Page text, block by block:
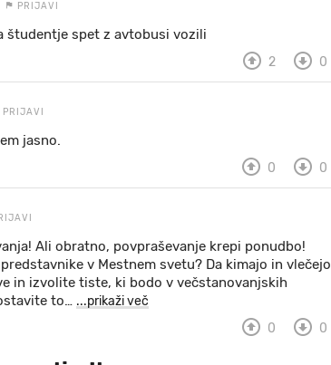
PRIJAVI
študentje spet z avtobusi vozili
2 0
PRIJAVI
jasno.
0 0
Ali obratno, povpraševanje krepi ponudbo!
v Mestnem svetu? Da kimajo in vlečejo
in izvolite tiste, ki bodo v večstanovanjskih
to… ...prikaži več
0 0